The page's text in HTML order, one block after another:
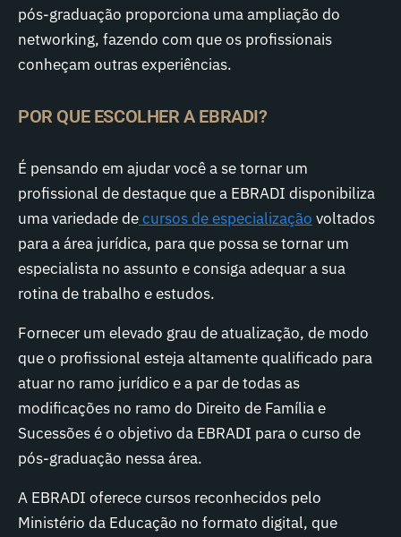
pós-graduação proporciona umaampliação do
networking, fazendo com que os profissionais
conheçam outras experiências.
POR QUE ESCOLHER A EBRADI?
É pensando em ajudar você a se tornar um
profissional de destaque que a EBRADI disponibiliza
uma variedade decursos de especialização voltados
para a área jurídica, para que possa se tornar um
especialista no assunto e consiga adequar a sua
rotina de trabalho e estudos.
Fornecer um elevado grau de atualização, de modo
que o profissional esteja altamente qualificado para
atuar no ramo jurídico e a par de todas as
modificações no ramo do Direito de Família e
Sucessões é o objetivo da EBRADI para o curso de
pós-graduação nessa área.
A EBRADI oferece cursos reconhecidos pelo
Ministério da Educação no formato digital, que